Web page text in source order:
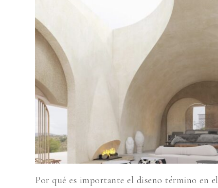
Por qué es importante el diseño término en el